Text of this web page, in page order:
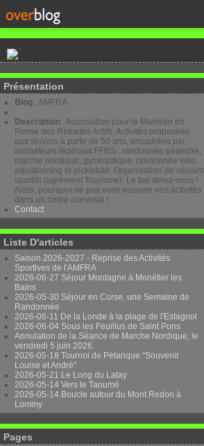
Présentation
Blog : AMFRA
Description : Association pour le Maintien en
Forme des Retraités Actifs. Activités proposées
aux seniors à partir de 50 ans, encadrées par
animateurs fédéraux FFRS : randonnée pédestre,
marche nordique, gymnastique, randonnée vélo,
aquatraining et pickleball. Organisation de séjours
sportifs (agrément Tourisme). Le top diriez-vous !
Alors, pourquoi ne pas venir essayer nos activités
dans un cadre convivial !
Contact
Liste D'articles
Saison 2026-2027 - Reprise des Activités
Sportives de l'AMFRA
2026-06-27 Séjour Montagne à Monétier les
Bains
2026-05-30 Séjour en Corse, une Semaine de
Randonnée
2026-06-11 De la Londe à la plage de l'Estagnol
2026-06-04 Sous les Feuillus de Saint Pons
Annulation de la Séance de Marche Nordique, le
vendredi 5 juin 2026.
2026-05-18 Tournoi de Pétanque "Souvenir
Louise et André"
2026-05-21 Le Long du Latay
2026-05-14 Vers le Taoumé
2026-05-14 Boucle autour du Mont Redon à
Luminy
Pages